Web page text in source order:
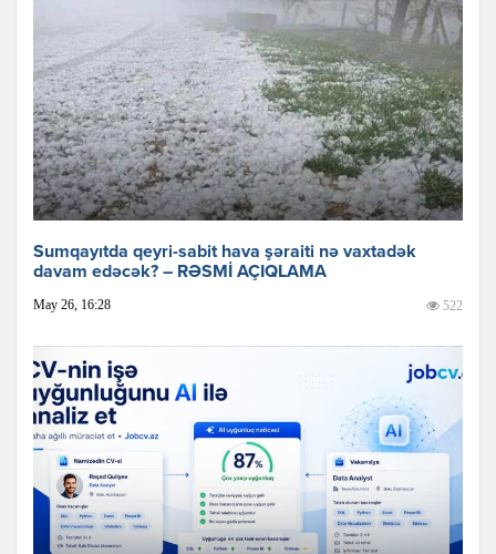
Sumqayıtda qeyri-sabit hava şəraiti nə vaxtadək
davam edəcək? – RƏSMİ AÇIQLAMA
May 26, 16:28 522